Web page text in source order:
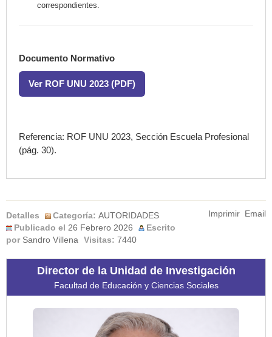
correspondientes.
Documento Normativo
Ver ROF UNU 2023 (PDF)
Referencia: ROF UNU 2023, Sección Escuela Profesional
(pág. 30).
Detalles Categoría: AUTORIDADES
Publicado el 26 Febrero 2026
Escrito
por Sandro Villena Visitas: 7440
Imprimir Email
Director de la Unidad de Investigación
Facultad de Educación y Ciencias Sociales